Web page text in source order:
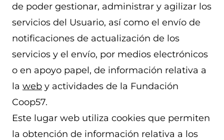
de poder gestionar, administrar y agilizar los
servicios del Usuario, así como el envío de
notificaciones de actualización de los
servicios y el envío, por medios electrónicos
o en apoyo papel, de información relativa a
la web y actividades de la Fundación
Coop57.
Este lugar web utiliza cookies que permiten
la obtención de información relativa a los